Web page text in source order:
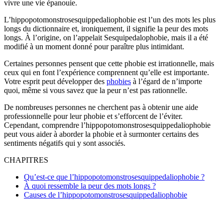
vivre une vie épanouie.
L’hippopotomonstrosesquippedaliophobie est l’un des mots les plus
longs du dictionnaire et, ironiquement, il signifie la peur des mots
longs. À l’origine, on l’appelait Sesquipedalophobie, mais il a été
modifié à un moment donné pour paraître plus intimidant.
Certaines personnes pensent que cette phobie est irrationnelle, mais
ceux qui en font l’expérience comprennent qu’elle est importante.
Votre esprit peut développer des phobies à l’égard de n’importe
quoi, même si vous savez que la peur n’est pas rationnelle.
De nombreuses personnes ne cherchent pas à obtenir une aide
professionnelle pour leur phobie et s’efforcent de l’éviter.
Cependant, comprendre l’hippopotomonstrosesquippedaliophobie
peut vous aider à aborder la phobie et à surmonter certains des
sentiments négatifs qui y sont associés.
CHAPITRES
Qu’est-ce que l’hippopotomonstrosesquippedaliophobie ?
À quoi ressemble la peur des mots longs ?
Causes de l’hippopotomonstrosesquippedaliophobie